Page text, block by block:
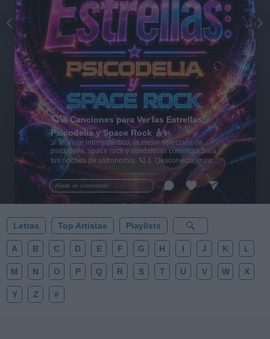
Añadir un comentario ...
🪐🚀 Canciones para Ver las Estrellas:
Psicodelia y Space Rock 🎸✨
🌌🚀 Viaje intergaláctico: la mejor selección de
psicodelia, space rock y atmósferas cósmicas para
tus noches de astronomía. 🪐🎸 Desconecta, mira
al firmamento y siente la gravedad cero. 💾 ¡Guarda
esta colección para tu próxima noche estrellada!
✨⭐
Letras Top Artistas Playlists
A B C D E F G H I J K L
M N O P Q R S T U V W X
Y Z #